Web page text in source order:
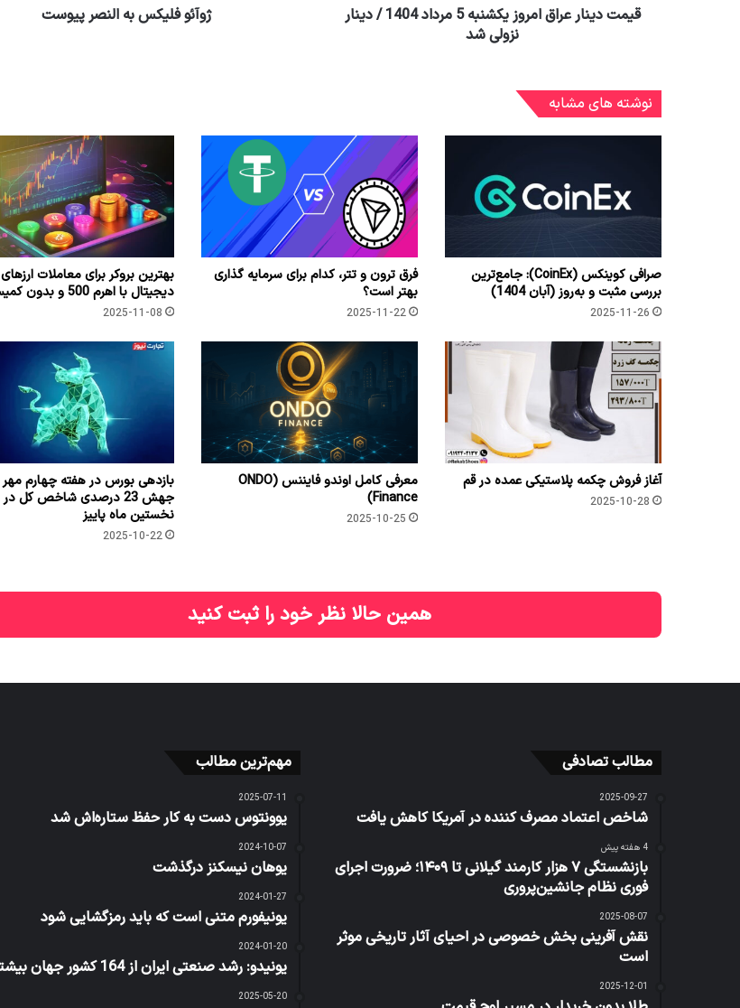
قیمت دینار عراق امروز یکشنبه 5 مرداد 1404 / دینار
نزولی شد
ژوآئو فلیکس به النصر پیوست
نوشته های مشابه
صرافی کوینکس (CoinEx): جامع‌ترین
بررسی مثبت و به‌روز (آبان 1404)
2025-11-26
فرق ترون و تتر، کدام برای سرمایه گذاری
بهتر است؟
2025-11-22
بهترین بروکر برای معاملات ارزهای
دیجیتال با اهرم 500 و بدون کمیسیون
2025-11-08
آغاز فروش چکمه پلاستیکی عمده در قم
2025-10-28
معرفی کامل اوندو فایننس (ONDO
Finance)
2025-10-25
جهش 23 درصدی شاخص کل در
نخستین ماه پاییز
2025-10-22
همین حالا نظر خود را ثبت کنید
مطالب تصادفی
2025-09-27
شاخص اعتماد مصرف کننده در آمریکا کاهش یافت
4 هفته پیش
بازنشستگی ۷ هزار کارمند گیلانی تا ۱۴۰۹؛ ضرورت اجرای
فوری نظام جانشین‌پروری
2025-08-07
نقش آفرینی بخش خصوصی در احیای آثار تاریخی موثر
است
2025-12-01
مهم‌ترین مطالب
2025-07-11
یوونتوس دست به کار حفظ ستاره‌اش شد
2024-10-07
یوهان نیسکنز درگذشت
2024-01-27
یونیفورم متنی است که باید رمزگشایی شود
2024-01-20
یونیدو: رشد صنعتی ایران از 164 کشور جهان بیشتر شد
2025-05-20